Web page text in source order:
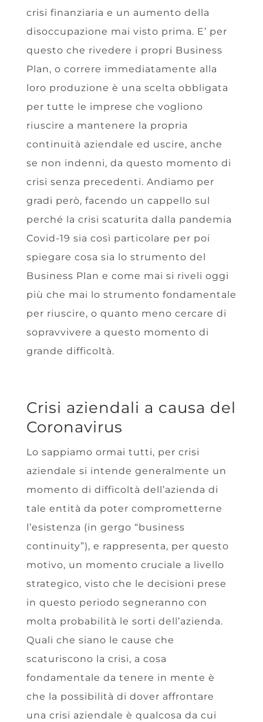
crisi finanziaria e un aumento della
disoccupazione mai visto prima. E’ per
questo che rivedere i propri Business
Plan, o correre immediatamente alla
loro produzione è una scelta obbligata
per tutte le imprese che vogliono
riuscire a mantenere la propria
continuità aziendale ed uscire, anche
se non indenni, da questo momento di
crisi senza precedenti. Andiamo per
gradi però, facendo un cappello sul
perché la crisi scaturita dalla pandemia
Covid-19 sia così particolare per poi
spiegare cosa sia lo strumento del
Business Plan e come mai si riveli oggi
più che mai lo strumento fondamentale
per riuscire, o quanto meno cercare di
sopravvivere a questo momento di
grande difficoltà.
Crisi aziendali a causa del
Coronavirus
Lo sappiamo ormai tutti, per crisi
aziendale si intende generalmente un
momento di difficoltà dell’azienda di
tale entità da poter comprometterne
l’esistenza (in gergo “business
continuity”), e rappresenta, per questo
motivo, un momento cruciale a livello
strategico, visto che le decisioni prese
in questo periodo segneranno con
molta probabilità le sorti dell’azienda.
Quali che siano le cause che
scaturiscono la crisi, a cosa
fondamentale da tenere in mente è
che la possibilità di dover affrontare
una crisi aziendale è qualcosa da cui